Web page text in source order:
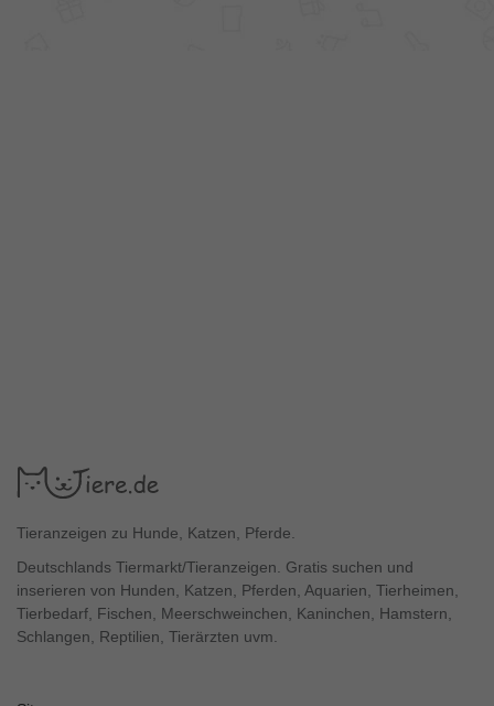
Tieranzeigen zu Hunde, Katzen, Pferde.
Deutschlands Tiermarkt/Tieranzeigen. Gratis suchen und
inserieren von Hunden, Katzen, Pferden, Aquarien, Tierheimen,
Tierbedarf, Fischen, Meerschweinchen, Kaninchen, Hamstern,
Schlangen, Reptilien, Tierärzten uvm.